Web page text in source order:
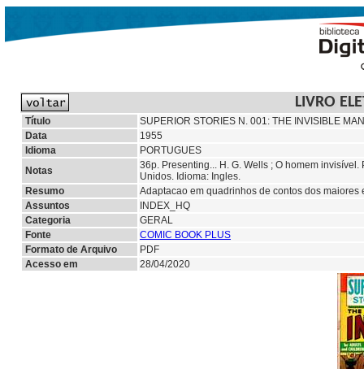
LIVRO
Título
SUPERIOR STORIES N. 001: THE INVISIBLE MAN
Data
1955
Idioma
PORTUGUES
Notas
36p. Presenting... H. G. Wells ; O homem
Unidos. Idioma: Ingles.
Resumo
Adaptacao em quadrinhos de contos dos
Assuntos
INDEX_HQ
Categoria
GERAL
Fonte
COMIC BOOK PLUS
Formato de Arquivo
PDF
Acesso em
28/04/2020